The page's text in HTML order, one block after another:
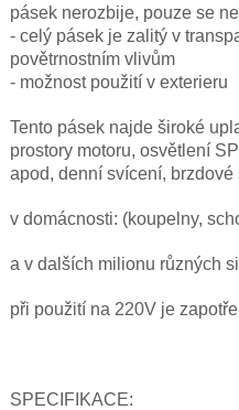
pásek nerozbije, pouze se
- celý pásek je zalitý v
povětrnostním vlivům
- možnost použití v exterieru
Tento pásek najde široké
prostory motoru, osvětlení
apod, denní svícení, brzdové
v domácnosti: (koupelny,
a v dalších milionu různých
při použití na 220V je
SPECIFIKACE: